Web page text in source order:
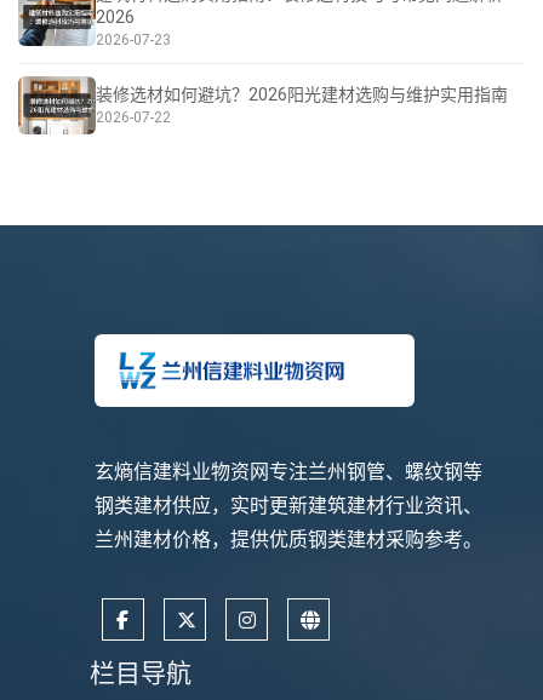
2026
2026-07-23
装修选材如何避坑？2026阳光建材选购与维护实用指南
2026-07-22
玄熵信建料业物资网专注兰州钢管、螺纹钢等
钢类建材供应，实时更新建筑建材行业资讯、
兰州建材价格，提供优质钢类建材采购参考。
栏目导航